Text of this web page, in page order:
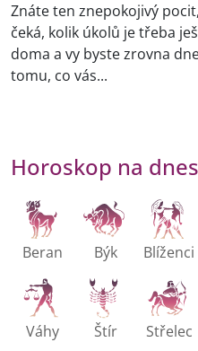
Znáte ten znepokojivý
čeká, kolik úkolů je třeba
doma a vy byste zrovna
tomu, co vás...
Horoskop na dnes
Beran Býk Blíženci
Váhy Štír Střelec